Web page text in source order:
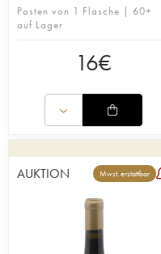
Posten von 1 Flasche | 60+
auf Lager
16€
AUKTION Mwst. erstattbar